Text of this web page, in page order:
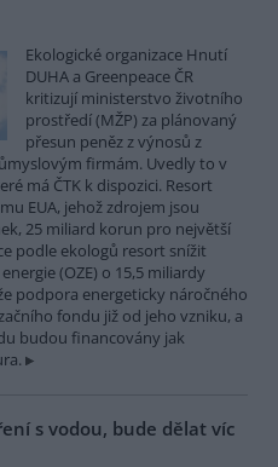
Ekologické organizace Hnutí
DUHA a Greenpeace ČR
kritizují ministerstvo životního
prostředí (MŽP) za plánovaný
přesun peněz z výnosů z
firmám. Uvedly to v
má ČTK k dispozici. Resort
EUA, jehož zdrojem jsou
25 miliard korun pro největší
podle ekologů resort snížit
(OZE) o 15,5 miliardy
podpora energeticky náročného
fondu již od jeho vzniku, a
budou financovány jak
s vodou, bude dělat víc